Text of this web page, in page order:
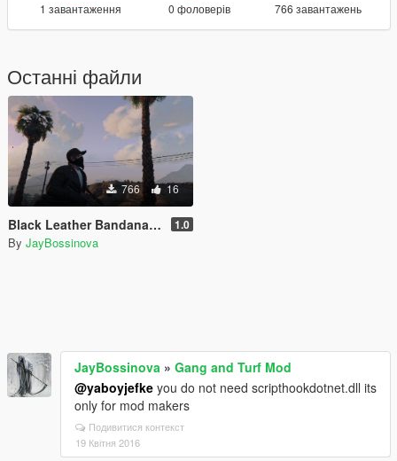
1 завантаження 0 фоловерів 766 завантажень
Останні файли
766 16
Black Leather Bandana for Trevor 1.0
By JayBossinova
JayBossinova » Gang and Turf Mod
@yaboyjefke you do not need scripthookdotnet.dll its
only for mod makers
Подивитися контекст
19 Квітня 2016